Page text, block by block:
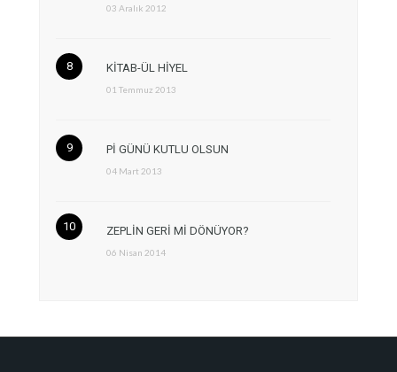
03 Aralık 2012
KİTAB-ÜL HİYEL
01 Temmuz 2013
Pİ GÜNÜ KUTLU OLSUN
04 Mart 2013
ZEPLİN GERİ Mİ DÖNÜYOR?
06 Nisan 2014